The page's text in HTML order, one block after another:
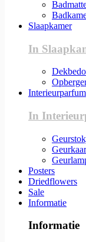
Slaapkamer
In
Interieurparfum
In
Posters
Driedflowers
Sale
Informatie
Informatie